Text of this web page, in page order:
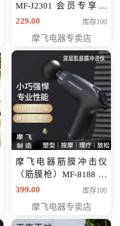
MF-J2301 会员专享价
168元
229.00 库存100
摩飞电器专卖店
摩飞电器筋膜冲击仪
（筋膜枪）MF-8188 会
员专享价268元
399.00 库存100
摩飞电器专卖店